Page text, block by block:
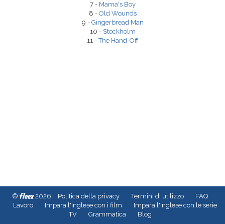
7 - Mama's Boy
8 - Old Wounds
9 - Gingerbread Man
10 - Stockholm
11 -The Hand-Off
© fleex2026 Politica della privacy Termini di utilizzo
FAQ
Lavoro
Impara l'inglese con i film
Impara l'inglese con le serie
TV
Grammatica Blog